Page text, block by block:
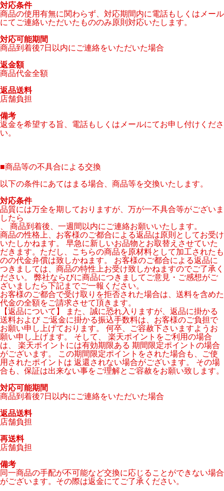
対応条件
商品の使用有無に関わらず、対応期間内に電話もしくはメール
にてご連絡いただいたもののみ原則対応いたします。
対応可能期間
商品到着後7日以内にご連絡をいただいた場合
返金額
商品代金全額
返品送料
店舗負担
備考
返金を希望する旨、電話もしくはメールにてお申し付けくださ
い。
■商品等の不具合による交換
以下の条件にあてはまる場合、商品等を交換いたします。
対応条件
品質には万全を期しておりますが、万が一不具合等がございま
したら
、 商品到着後、一週間以内にご連絡お願いいたします。
商品の性格上、お客様のご都合による返品は原則としてお受け
いたしかねます。 早急に新しいお品物とお取替えさせていた
だきます。ただし、こちらの商品を原材料として加工されたも
のの代金弁償は致しかねます。 お客様のご都合による返品に
つきましては、商品の特性上お受け致しかねますのでご了承く
ださい。 弊社ならびに商品につきましてご意見・ご感想がご
ざいましたら下記までご一報ください。
お客様のご都合で受け取りを拒否された場合は、送料を含めた
代金の全額をご請求させて頂きます。
【返品について】 また、誠に恐れ入りますが、返品に掛かる
送料および ご返金に掛かる振込手数料は、お客様のご負担で
お願い申し上げております。 何卒、ご容赦下さいますようお
願い申し上げます。 そして、 楽天ポイントをご利用の場合
は、 楽天ポイントには有効期限ある 期間限定ポイントの場合
がございます。 この期間限定ポイントをされた場合も、ご使
用されたポイントは 返還されない場合がございます。 その場
合も、保証は出来ない事をご理解とご容赦をお願い致します。
対応可能期間
商品到着後7日以内にご連絡をいただいた場合
返品送料
店舗負担
再送料
店舗負担
備考
同一商品の手配が不可能など交換に応じることができない場合
がございます。その際は返金にてご了承ください。